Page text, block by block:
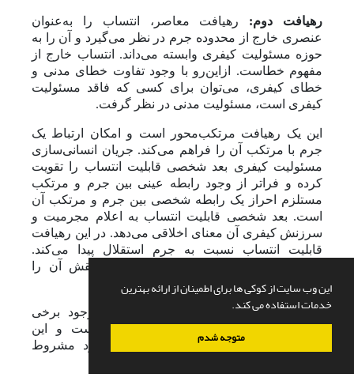
این وب سایت از کوکی ها برای اطمینان از ارائه بهترین
خدمات استفاده می کند.
متوجه شدم
رهیافت دوم: رهیافت معاصر، انتساب را به‌عنوان
عنصری خارج از محدوده جرم در نظر ‌می‌گیرد و آن را به
حوزه مسئولیت کیفری وابسته می‌داند. انتساب خارج از
مفهوم خطاست. ازاین‌رو با وجود تفاوت خطای مدنی و
خطای کیفری، می‌توان برای کسی که فاقد مسئولیت
کیفری است، مسئولیت مدنی در نظر گرفت.
این یک رهیافت مرتکب‌محور است و امکان ارتباط یک
جرم با مرتکب آن را فراهم می‌کند. جریان انسانی‌سازی
مسئولیت کیفری بعد شخصی قابلیت انتساب را تقویت
کرده و فراتر از وجود رابطه عینی بین جرم و مرتکب
مستلزم احراز یک رابطه شخصی بین جرم و مرتکب آن
است. بعد شخصی قابلیت انتساب به اعلام مجرمیت و
سرزنش کیفری آن معنای اخلاقی می‌دهد. در این رهیافت
قابلیت انتساب نسبت به جرم استقلال پیدا می‌کند.
وابستگی آن به مسئولیت به دو صورت نقش آن را
روشن‌تر می‌سازد:
1. انتساب یک جرم به مرتکب؛
به احراز وجود برخی
قابلیت‌های ذهنی در نزد مرتکب منوط است و این
قابلیت‌ها تعیین مسئولیت کیفری را به خود مشروط